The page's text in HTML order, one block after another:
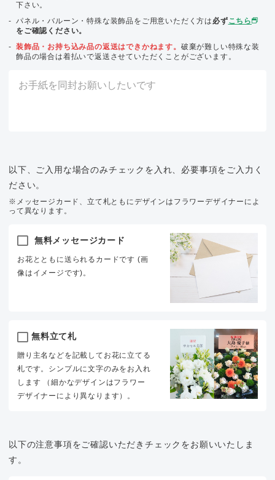
下さい。
パネル・バルーン・特殊な装飾品をご用意いただく方は 必ずこちら
をご確認ください。
装飾品・お持ち込み品の返送はできかねます。 破棄が難しい特殊な装
飾品の場合は着払いで返送させていただくことがございます。
以下、ご入用な場合のみチェックを入れ、必要事項をご入力く
ださい。
※メッセージカード、立て札ともにデザインはフラワーデザイナーによ
って異なります。
無料メッセージカード
お花とともに送られるカードです (画
像はイメージです)。
無料立て札
贈り主名などを記載してお花に立てる
札です。シンプルに文字のみをお入れ
します （細かなデザインはフラワー
デザイナーにより異なります）。
以下の注意事項をご確認いただきチェックをお願いいたしま
す。